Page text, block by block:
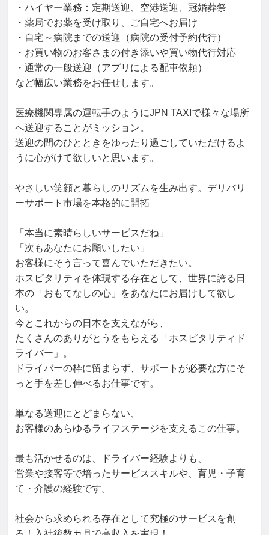
タクシー運行管理
中型二種免許指導 自動車/輸送機器営業
・ハイヤー業務：定期送迎、空港送迎、冠婚葬祭
・薬局でお薬を受け取り、ご自宅へお届け
・自宅～病院までの送迎（病院の受付予約代行）
・お買い物のお客さまの付き添いや買い物代行対応
・通常の一般送迎（アプリによる配車依頼）
など幅広い業務をお任せします。
医療機関専属の運転手のようにJPN TAXIで様々な場所
へ送迎することがミッション。
送迎の間のひとときをゆったり過ごしていただけるよ
うに心がけて欲しいと思います。
やさしい笑顔と暮らしのリズムを生み出す。デリバリ
ーサポート市場を本格的に開拓
「本当に素晴らしいサービスだね」
「次もあなたにお願いしたい」
お客様にそう言って喜んでいただきたい。
ホスピタリティを体現する存在として、世界に誇る日
本の「おもてなしの心」をあなたにお届けして欲し
い。
今とこれからの日本を支えながら、
たくさんのありがとうをもらえる「ホスピタリティド
ライバー」。
ドライバーの枠に留まらず、サポートが必要な方にそ
っと手を差し伸べるお仕事です。
単なる送迎にとどまらない、
お客様のあらゆるライフステージを支えるこの仕事。
最も活かせるのは、ドライバー経験よりも、
営業や接客等で培ったサービススキルや、育児・子育
て・介護の経験です。
社会から求められる存在として究極のサービスを創